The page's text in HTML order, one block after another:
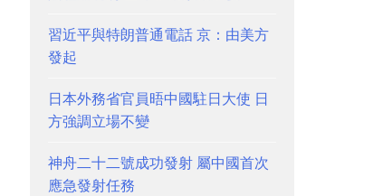
習近平與特朗普通電話 京：由美方
發起
日本外務省官員晤中國駐日大使 日
方強調立場不變
神舟二十二號成功發射 屬中國首次
應急發射任務